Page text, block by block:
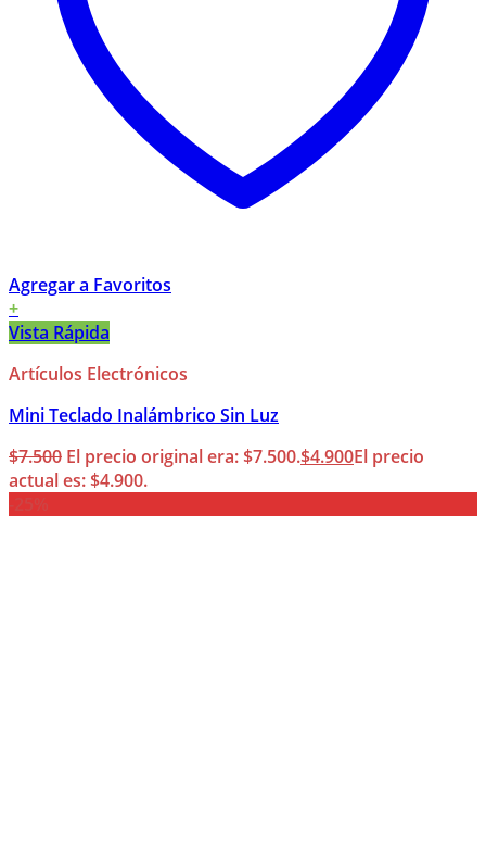
Agregar a Favoritos
+
Vista Rápida
Artículos Electrónicos
Mini Teclado Inalámbrico Sin Luz
$7.500 El precio original era: $7.500.$4.900El precio
actual es: $4.900.